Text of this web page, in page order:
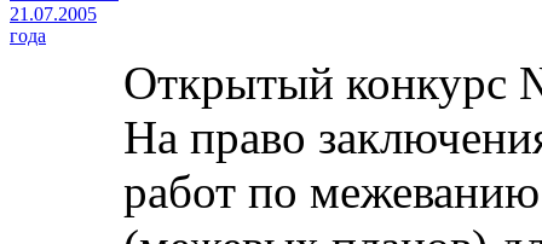
21.07.2005
года
Открытый конкурс
На право
работ по межеванию